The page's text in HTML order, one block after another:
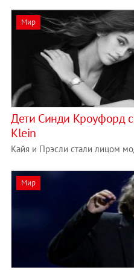
Мир
Дети Синди Кроуфорд
Klein
Кайя и Прэсли стали лицом
Мир